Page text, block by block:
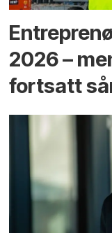
2026 –
fortsatt